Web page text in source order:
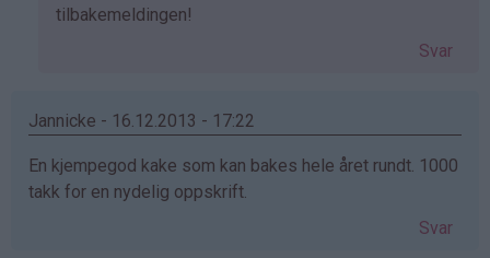
svar
(ikke
tilbakemeldingen!
Svar
Jannicke - 16.12.2013 - 17:22
En kjempegod kake som kan bakes hele året rundt. 1000
takk for en nydelig oppskrift.
Svar